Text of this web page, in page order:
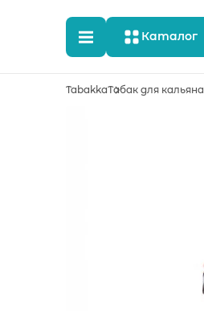
Каталог
TabakkaТабак для кальяна